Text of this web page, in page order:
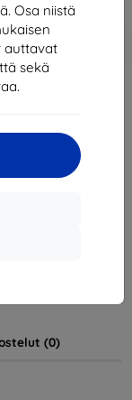
Osa niistä
auttavat
sekä
Lisää
ostoskoriin
(0)